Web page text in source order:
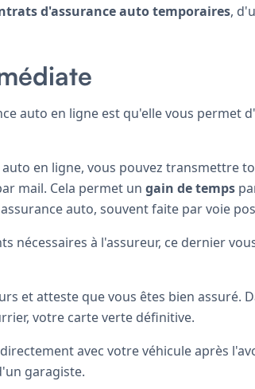
d'assurance auto temporaires,
auto en ligne est qu'elle vous permet
en ligne, vous pouvez transmettre
mail. Cela permet un gain de temps
auto, souvent faite par voie
nécessaires à l'assureur, ce dernier
et atteste que vous êtes bien assuré.
votre carte verte définitive.
avec votre véhicule après
garagiste.